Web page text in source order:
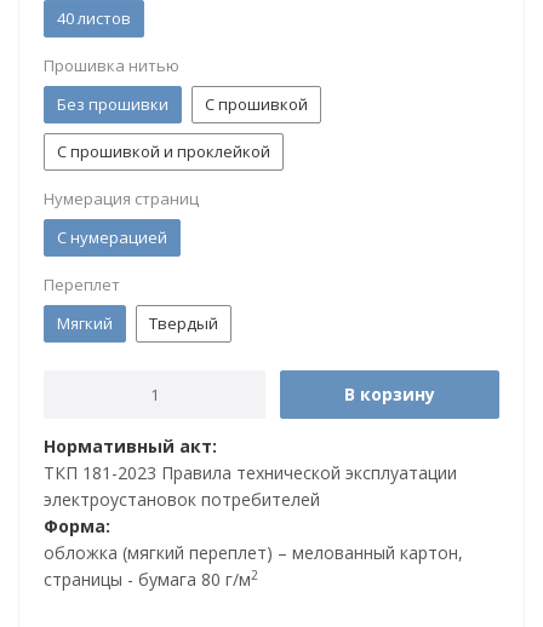
40 листов
Прошивка нитью
Без прошивки
С прошивкой
С прошивкой и проклейкой
Нумерация страниц
С нумерацией
Переплет
Мягкий
Твердый
В корзину
Нормативный акт:
ТКП 181-2023 Правила технической эксплуатации
электроустановок потребителей
Форма:
обложка (мягкий переплет) – мелованный картон,
страницы - бумага 80 г/м2